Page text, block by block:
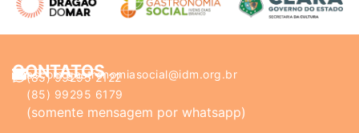
CONTATOS
ascom.gastronomiasocial@idm.org.br
(85) 99295 2122
(85) 99295 6179
(somente mensagem por whatsapp)